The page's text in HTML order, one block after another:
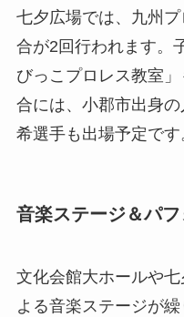
七夕広場では、九州
合が2回行われます。
びっこプロレス教室
合には、小郡市出身
希選手も出場予定です
音楽ステージ＆パ
文化会館大ホールや
よる音楽ステージが繰